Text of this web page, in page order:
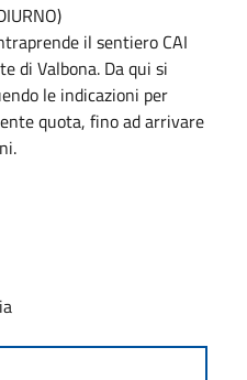
il sentiero CAI
di Valbona. Da qui si
le indicazioni per
quota, fino ad arrivare